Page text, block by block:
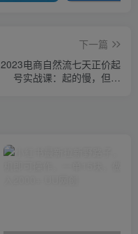
下一篇
2023电商自然流七天正价起
号实战课：起的慢，但是